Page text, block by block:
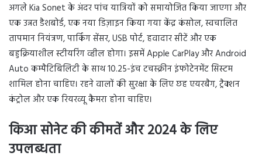
अगले Kia Sonet के अंदर पांच यात्रियों को समायोजित किया जाएगा और
एक उन्नत डैशबोर्ड, एक नया डिज़ाइन किया गया केंद्र कंसोल, स्वचालित
तापमान नियंत्रण, पार्किंग सेंसर, USB पोर्ट, हवादार सीटें और एक
बहुक्रियाशील स्टीयरिंग व्हील होगा। इसमें Apple CarPlay और Android
Auto कम्पैटिबिलिटी के साथ 10.25-इंच टचस्क्रीन इंफोटेनमेंट सिस्टम
शामिल होना चाहिए। रहने वालों की सुरक्षा के लिए छह एयरबैग, ट्रैक्शन
कंट्रोल और एक रियरव्यू कैमरा होना चाहिए।
किआ सोनेट की कीमतें और 2024 के लिए
उपलब्धता